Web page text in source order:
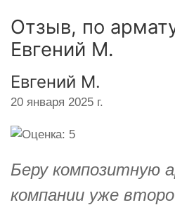
Отзыв, по
Евгений М.
​Евгений М.
20 января 2025 г.
Беру композитную
компании уже